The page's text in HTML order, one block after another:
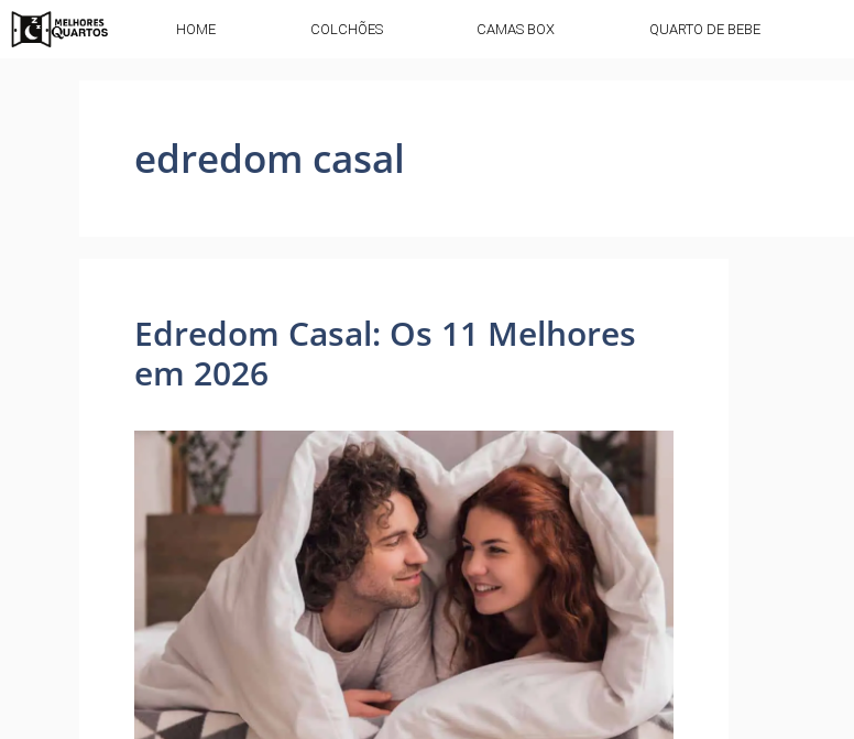
HOME COLCHÕES CAMAS BOX QUARTO DE BEBE
edredom casal
Edredom Casal: Os 11 Melhores
em 2026